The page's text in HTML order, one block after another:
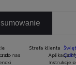
do nas
rat
Strefa klienta
Aplikacja
Instrukcje